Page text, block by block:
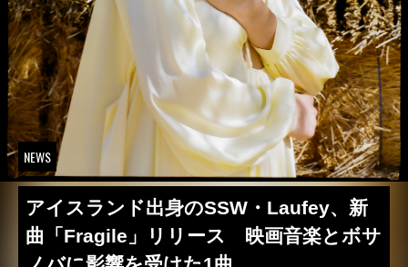
NEWS
アイスランド出身のSSW・Laufey、新
曲「Fragile」リリース 映画音楽とボサ